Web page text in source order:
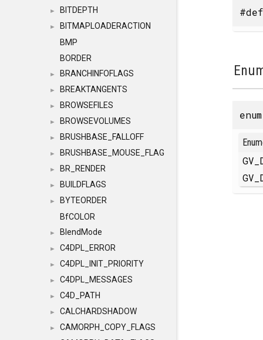
► BITDEPTH
►
BITMAPLOADERACTION
BMP
BORDER
► BRANCHINFOFLAGS
► BREAKTANGENTS
► BROWSEFILES
► BROWSEVOLUMES
► BRUSHBASE_FALLOFF
► BRUSHBASE_MOUSE_FLAG
► BR_RENDER
► BUILDFLAGS
►
BYTEORDER
BfCOLOR
► BlendMode
► C4DPL_ERROR
► C4DPL_INIT_PRIORITY
► C4DPL_MESSAGES
► C4D_PATH
► CALCHARDSHADOW
►
CAMORPH_COPY_FLAGS